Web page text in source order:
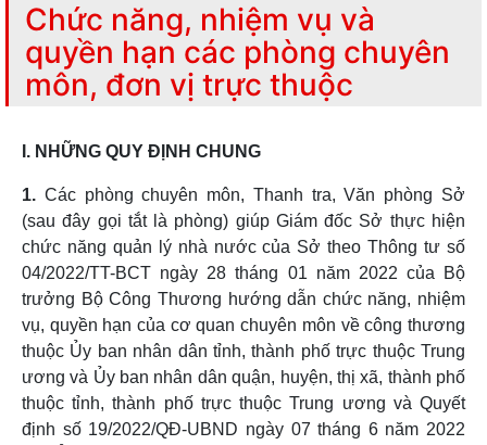
Chức năng, nhiệm vụ và
quyền hạn các phòng chuyên
môn, đơn vị trực thuộc
I. NHỮNG QUY ĐỊNH CHUNG
1. Các phòng chuyên môn, Thanh tra, Văn phòng Sở
(sau đây gọi tắt là phòng) giúp Giám đốc Sở thực hiện
chức năng quản lý nhà nước của Sở theo Thông tư số
04/2022/TT-BCT ngày 28 tháng 01 năm 2022 của Bộ
trưởng Bộ Công Thương hướng dẫn chức năng, nhiệm
vụ, quyền hạn của cơ quan chuyên môn về công thương
thuộc Ủy ban nhân dân tỉnh, thành phố trực thuộc Trung
ương và Ủy ban nhân dân quận, huyện, thị xã, thành phố
thuộc tỉnh, thành phố trực thuộc Trung ương và Quyết
định số 19/2022/QĐ-UBND ngày 07 tháng 6 năm 2022